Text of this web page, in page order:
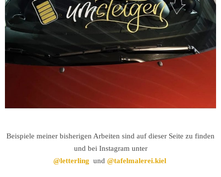
Beispiele meiner bisherigen Arbeiten sind auf dieser Seite zu finden
und bei Instagram unter
@letterling und @tafelmalerei.kiel